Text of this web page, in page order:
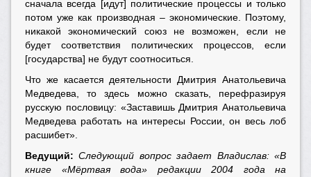
сначала всегда [идут] политические процессы и только
потом уже как производная – экономические. Поэтому,
никакой экономический союз не возможен, если не
будет соответствия политических процессов, если
[государства] не будут соотноситься.
Что же касается деятельности Дмитрия Анатольевича
Медведева, то здесь можно сказать, перефразируя
русскую пословицу: «Заставишь Дмитрия Анатольевича
Медведева работать на интересы России, он весь лоб
расшибет».
Ведущий:Следующий вопрос задает Владислав: «В
книге «Мёртвая вода» редакции 2004 года на